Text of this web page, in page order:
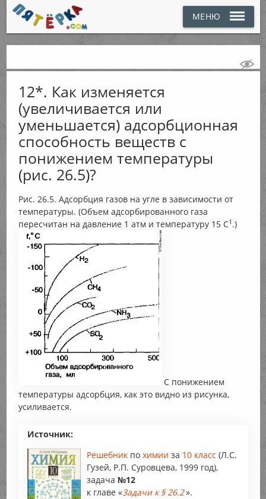
МЕНЮ
12*. Как изменяется
(увеличивается или
уменьшается) адсорбционная
способность веществ с
понижением температуры
(рис. 26.5)?
Рис. 26.5. Адсорбция газов на угле в зависимости от
температуры. (Объем адсорбированного газа
пересчитан на давление 1 атм и температуру 15 С1 .)
С понижением
температуры адсорбция, как это видно из рисунка,
усиливается.
Источник:
Решебник по химии за 10 класс (Л.С.
Гузей, Р.П. Суровцева, 1999 год),
задача №12
к главе «Задачи к § 26.2».